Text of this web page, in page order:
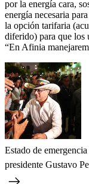
por la energía cara,
energía necesaria
la opción tarifaria
diferido) para que los
“En Afinia
Estado de
presidente Gustavo